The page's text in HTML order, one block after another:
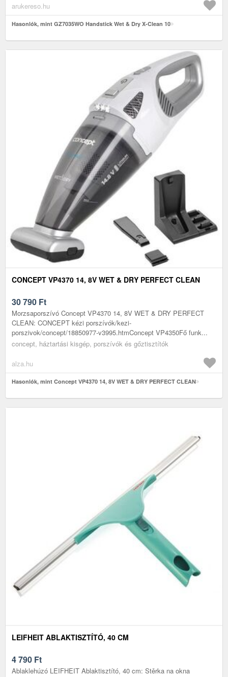
arukereso.hu
Hasonlók, mint GZ7035WO Handstick Wet & Dry X-Clean 10
CONCEPT VP4370 14, 8V WET & DRY PERFECT CLEAN
30 790 Ft
Morzsaporszívó Concept VP4370 14, 8V WET & DRY PERFECT
CLEAN: CONCEPT kézi porszívók/kezi-
porszivok/concept/18850977-v3995.htmConcept VP4350Fő funk...
concept, háztartási kisgép, porszívók és gőztisztítók
alza.hu
Hasonlók, mint Concept VP4370 14, 8V WET & DRY PERFECT CLEAN
LEIFHEIT ABLAKTISZTÍTÓ, 40 CM
4 790 Ft
Ablaklehúzó LEIFHEIT Ablaktisztító, 40 cm: Stěrka na okna